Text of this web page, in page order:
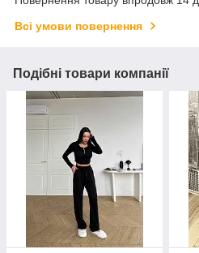
Всі умови повернення
Подібні товари компанії